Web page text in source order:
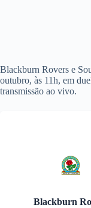
Blackburn Rovers e
outubro, às 11h, em
transmissão ao vivo.
Blackburn